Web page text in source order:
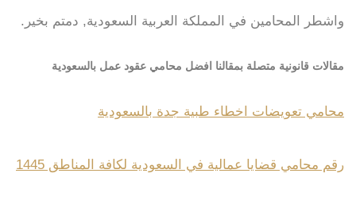
واشطر المحامين في المملكة العربية السعودية, دمتم بخير.
مقالات قانونية متصلة بمقالنا افضل محامي عقود عمل بالسعودية
محامي تعويضات اخطاء طبية جدة بالسعودية
رقم محامي قضايا عمالية في السعودية لكافة المناطق 1445